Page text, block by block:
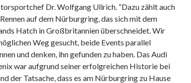
Dr. Wolfgang Ullrich. “Dazu zählt auch
auf dem Nürburgring, das sich mit dem
Hatch in Großbritannien überschneidet. Wir
Weg gesucht, beide Events parallel
und denken, ihn gefunden zu haben. Das Audi
war aufgrund seiner erfolgreichen Historie bei
der Tatsache, dass es am Nürburgring zu Hause